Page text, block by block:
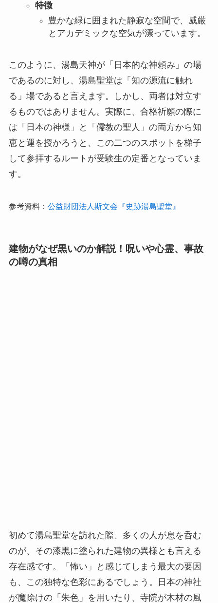
特徴
豊かな緑に囲まれた静寂な空間で、威厳
とアカデミックな空気が漂っています。
このように、湯島天神が「日本的な神頼み」の場
であるのに対し、湯島聖堂は「知の源流に触れ
る」場であると言えます。しかし、両者は対立す
るものではありません。実際に、合格祈願の際に
は「日本の神様」と「儒教の聖人」の両方から知
恵と運を授かろうと、この二つのスポットを梯子
して参拝するルートが受験生の定番となっていま
す。
参考資料： 公益財団法人斯文会『史跡湯島聖堂』
建物がなぜ黒いのか解説！呪いや心霊、事故
の噂の真相
初めて湯島聖堂を訪れた際、多くの人が息を呑む
のが、その漆黒に塗られた建物の異様とも言える
存在感です。「怖い」と感じてしまう最大の要因
も、この独特な色彩にあるでしょう。日本の神社
が魔除けの「朱色」を用いたり、寺院が木材の風